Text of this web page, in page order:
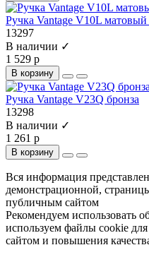
Ручка Vantage V10L
13297
В наличии ✓
1 529 р
В корзину
Ручка Vantage V23Q бронза
13298
В наличии ✓
1 261 р
В корзину
Вся информация
демонстрационной,
публичным сайтом
Рекомендуем использовать
используем файлы cookie
сайтом и повышения